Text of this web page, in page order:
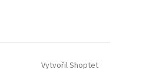
Vytvořil Shoptet